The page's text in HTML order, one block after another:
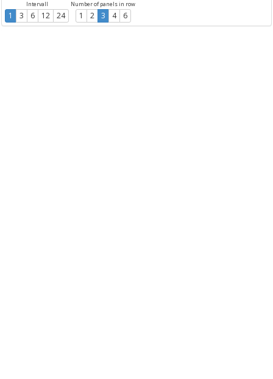
Intervall
1 3 6 12 24
Number of panels in row
1 2 3 4 6